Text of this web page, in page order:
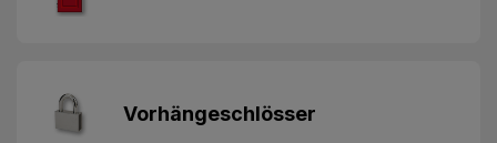
Vorhängeschlösser